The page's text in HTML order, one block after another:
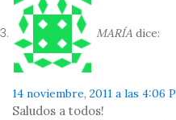
MARÍA dice:
14 noviembre, 2011 a las 4:06
Saludos a todos!